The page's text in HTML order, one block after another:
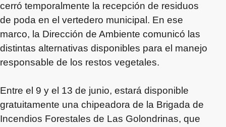
cerró temporalmente la recepción de residuos
de poda en el vertedero municipal. En ese
marco, la Dirección de Ambiente comunicó las
distintas alternativas disponibles para el manejo
responsable de los restos vegetales.
Entre el 9 y el 13 de junio, estará disponible
gratuitamente una chipeadora de la Brigada de
Incendios Forestales de Las Golondrinas, que